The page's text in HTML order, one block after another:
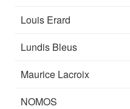
Louis Erard
Lundis Bleus
Maurice Lacroix
NOMOS